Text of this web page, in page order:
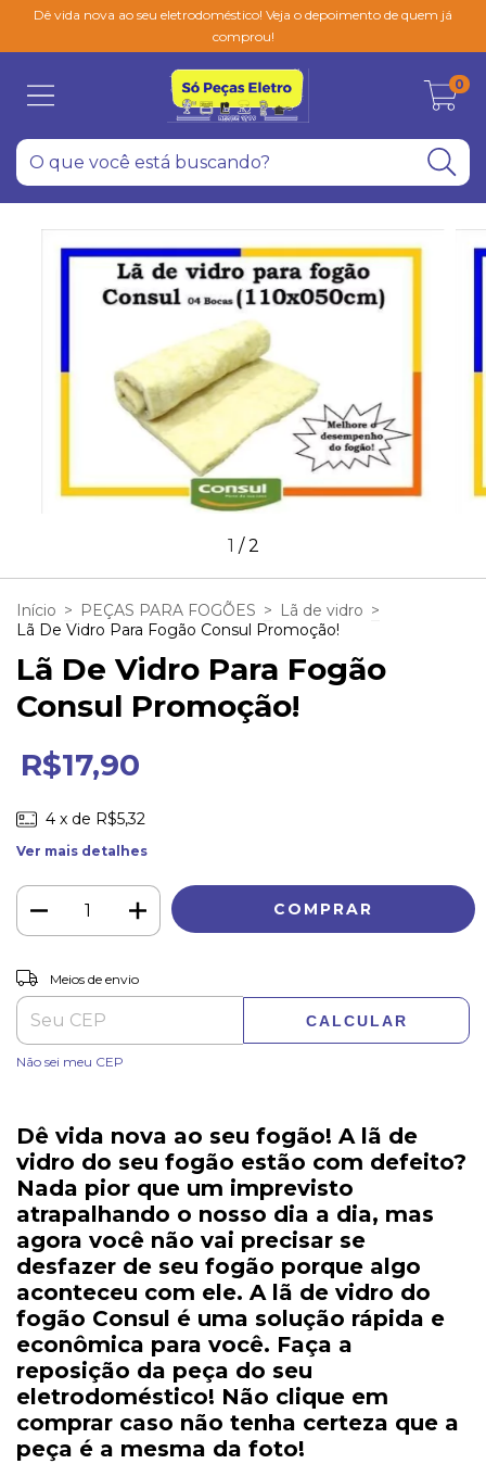
Dê vida nova ao seu eletrodoméstico! Veja o depoimento de quem já
comprou!
0
1 /2
Início > PEÇAS PARA FOGÕES > Lã de vidro >
Lã De Vidro Para Fogão Consul Promoção!
Lã De Vidro Para Fogão
Consul Promoção!
R$17,90
4 x de R$5,32
Ver mais detalhes
Entregas para o CEP:
Meios de envio
CALCULAR
Não sei meu CEP
Dê vida nova ao seu fogão! A lã de
vidro do seu fogão estão com defeito?
Nada pior que um imprevisto
atrapalhando o nosso dia a dia, mas
agora você não vai precisar se
desfazer de seu fogão porque algo
aconteceu com ele. Alã de vidro do
fogão Consul é uma solução rápida e
econômica para você. Faça a
reposição da peça do seu
eletrodoméstico! Não clique em
comprar caso não tenha certeza que a
peça é a mesma da foto!